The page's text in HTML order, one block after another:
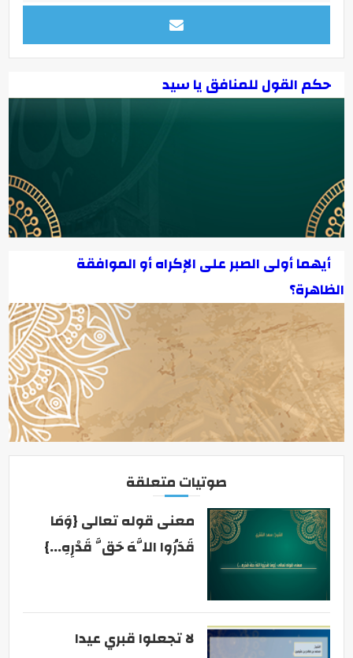
حكم القول للمنافق يا سيد
أيهما أولى الصبر على الإكراه أو الموافقة
الظاهرة؟
صوتيات متعلقة
معنى قوله تعالى {وَمَا
قَدَرُوا اللَّهَ حَقَّ قَدْرِهِ...}
لا تجعلوا قبري عيدا